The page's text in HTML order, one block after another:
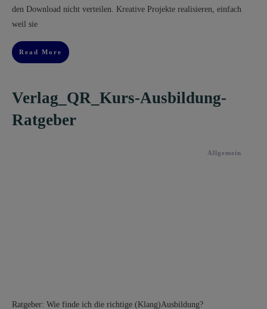
den Download nicht verteilen. ​Kreative Projekte realisieren, einfach
weil sie
Read More
Verlag_QR_Kurs-Ausbildung-
Ratgeber
Allgemein
​Ratgeber: Wie finde ich die richtige (Klang)​Ausbildung​?